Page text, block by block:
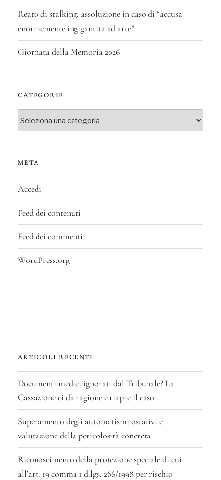
Reato di stalking: assoluzione in caso di “accusa
enormemente ingigantita ad arte”
Giornata della Memoria 2026
CATEGORIE
Categorie
META
Accedi
Feed dei contenuti
Feed dei commenti
WordPress.org
ARTICOLI RECENTI
Documenti medici ignorati dal Tribunale? La
Cassazione ci dà ragione e riapre il caso
Superamento degli automatismi ostativi e
valutazione della pericolosità concreta
Riconoscimento della protezione speciale di cui
all’art. 19 comma 1 d.lgs. 286/1998 per rischio